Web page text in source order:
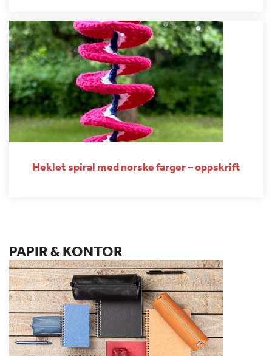
Heklet spiral med norske farger – oppskrift
PAPIR & KONTOR